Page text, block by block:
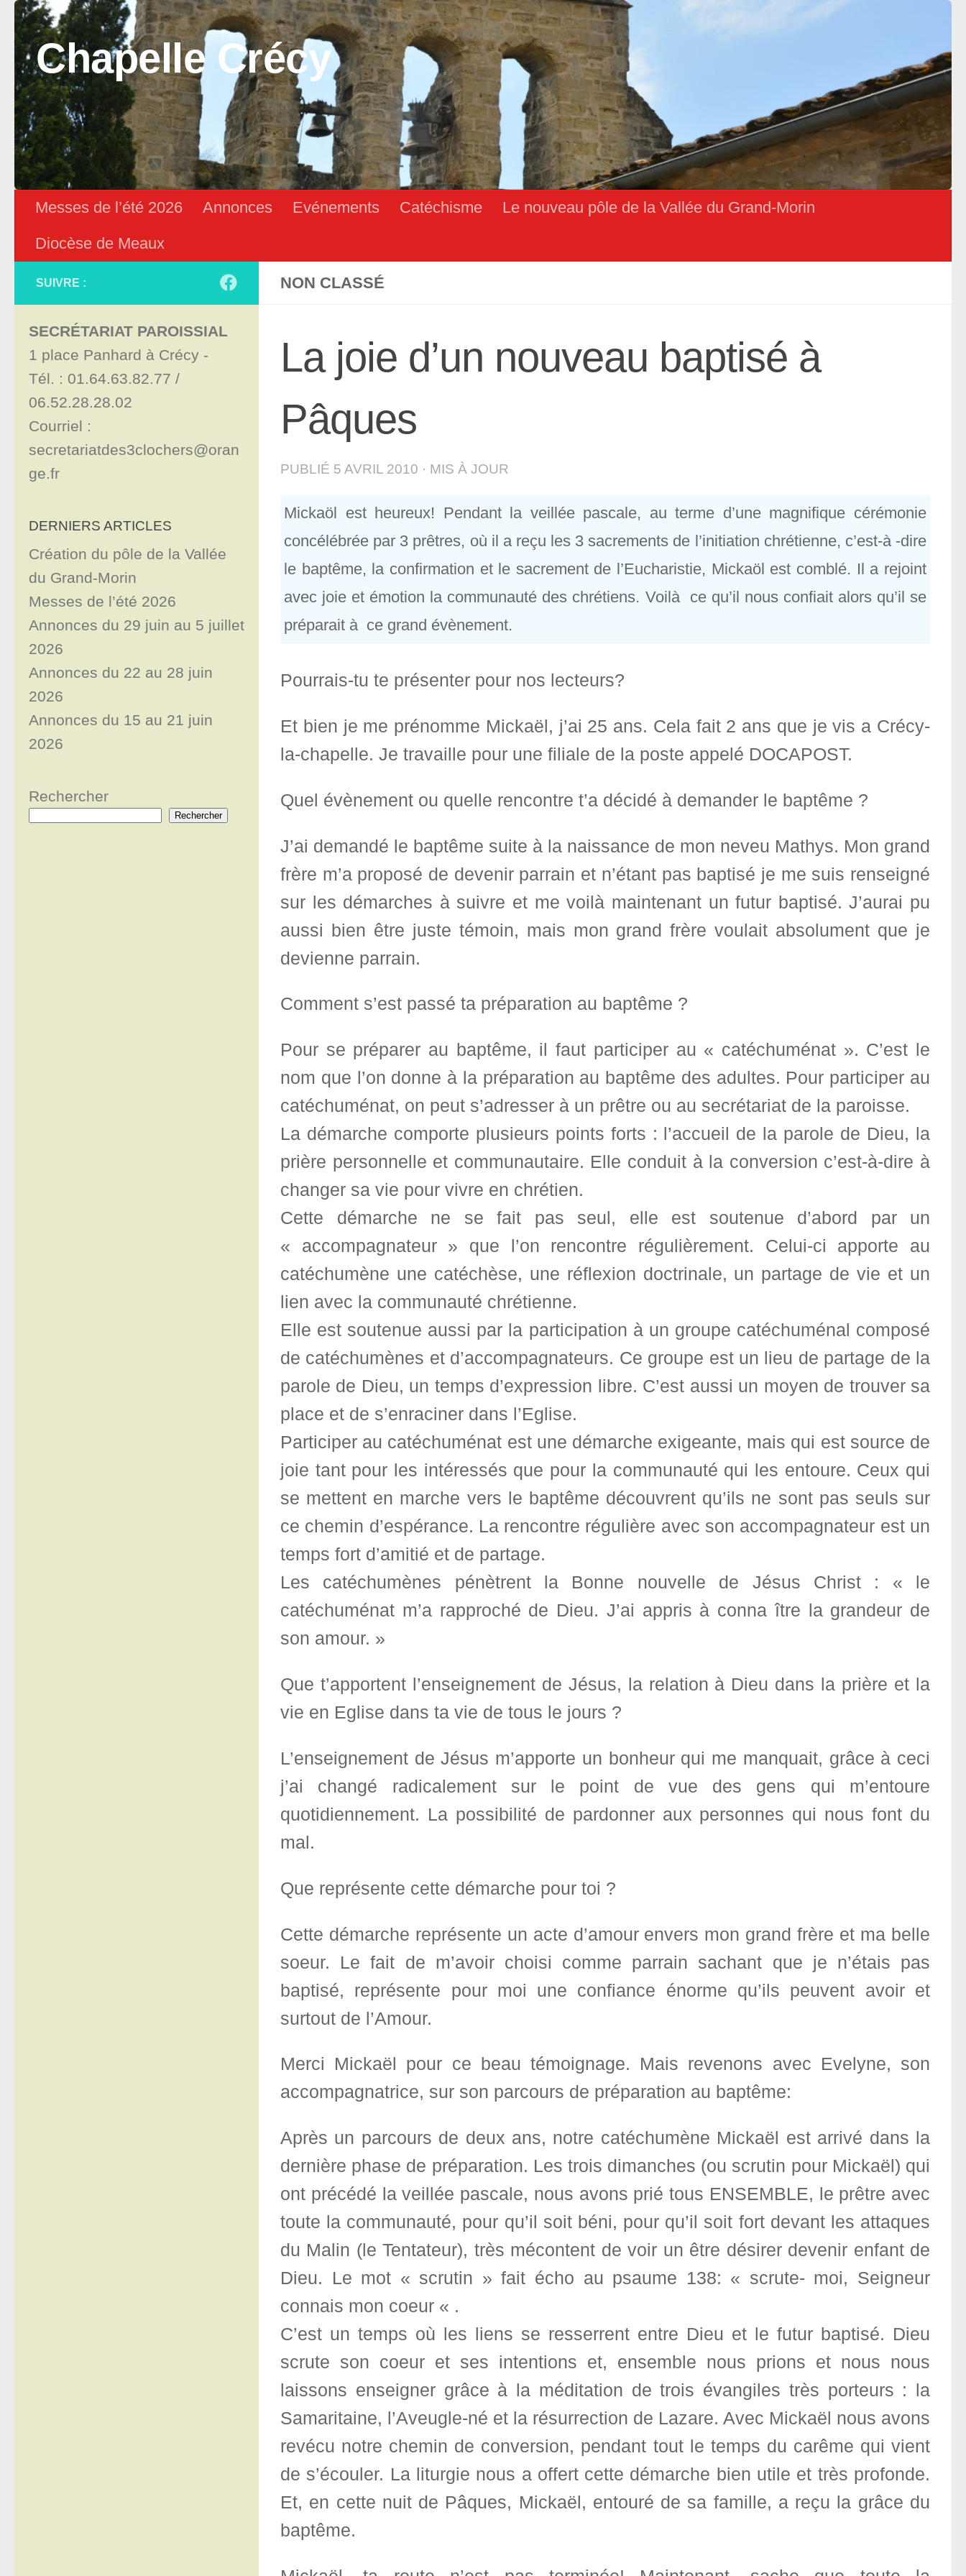
Skip to content
Chapelle Crécy
Messes de l’été 2026 Annonces Evénements Catéchisme
Le nouveau pôle de la Vallée du Grand-Morin
Diocèse de Meaux
NON CLASSÉ
La joie d’un nouveau baptisé à
Pâques
PUBLIÉ 5 AVRIL 2010 · MIS À JOUR
Mickaöl est heureux! Pendant la veillée pascale, au terme d’une magnifique cérémonie
concélébrée par 3 prêtres, où il a reçu les 3 sacrements de l’initiation chrétienne, c’est-à -dire
le baptême, la confirmation et le sacrement de l’Eucharistie, Mickaöl est comblé. Il a rejoint
avec joie et émotion la communauté des chrétiens. Voilà ce qu’il nous confiait alors qu’il se
préparait à ce grand évènement.
Pourrais-tu te présenter pour nos lecteurs?
Et bien je me prénomme Mickaël, j’ai 25 ans. Cela fait 2 ans que je vis a Crécy-
la-chapelle. Je travaille pour une filiale de la poste appelé DOCAPOST.
Quel évènement ou quelle rencontre t’a décidé à demander le baptême ?
J’ai demandé le baptême suite à la naissance de mon neveu Mathys. Mon grand
frère m’a proposé de devenir parrain et n’étant pas baptisé je me suis renseigné
sur les démarches à suivre et me voilà maintenant un futur baptisé. J’aurai pu
aussi bien être juste témoin, mais mon grand frère voulait absolument que je
devienne parrain.
Comment s’est passé ta préparation au baptême ?
Pour se préparer au baptême, il faut participer au « catéchuménat ». C’est le
nom que l’on donne à la préparation au baptême des adultes. Pour participer au
catéchuménat, on peut s’adresser à un prêtre ou au secrétariat de la paroisse.
La démarche comporte plusieurs points forts : l’accueil de la parole de Dieu, la
prière personnelle et communautaire. Elle conduit à la conversion c’est-à-dire à
changer sa vie pour vivre en chrétien.
Cette démarche ne se fait pas seul, elle est soutenue d’abord par un
« accompagnateur » que l’on rencontre régulièrement. Celui-ci apporte au
catéchumène une catéchèse, une réflexion doctrinale, un partage de vie et un
lien avec la communauté chrétienne.
Elle est soutenue aussi par la participation à un groupe catéchuménal composé
de catéchumènes et d’accompagnateurs. Ce groupe est un lieu de partage de la
parole de Dieu, un temps d’expression libre. C’est aussi un moyen de trouver sa
place et de s’enraciner dans l’Eglise.
Participer au catéchuménat est une démarche exigeante, mais qui est source de
joie tant pour les intéressés que pour la communauté qui les entoure. Ceux qui
se mettent en marche vers le baptême découvrent qu’ils ne sont pas seuls sur
ce chemin d’espérance. La rencontre régulière avec son accompagnateur est un
temps fort d’amitié et de partage.
Les catéchumènes pénètrent la Bonne nouvelle de Jésus Christ : « le
catéchuménat m’a rapproché de Dieu. J’ai appris à conna ître la grandeur de
son amour. »
Que t’apportent l’enseignement de Jésus, la relation à Dieu dans la prière et la
vie en Eglise dans ta vie de tous le jours ?
L’enseignement de Jésus m’apporte un bonheur qui me manquait, grâce à ceci
j’ai changé radicalement sur le point de vue des gens qui m’entoure
quotidiennement. La possibilité de pardonner aux personnes qui nous font du
mal.
Que représente cette démarche pour toi ?
Cette démarche représente un acte d’amour envers mon grand frère et ma belle
soeur. Le fait de m’avoir choisi comme parrain sachant que je n’étais pas
baptisé, représente pour moi une confiance énorme qu’ils peuvent avoir et
surtout de l’Amour.
Merci Mickaël pour ce beau témoignage. Mais revenons avec Evelyne, son
accompagnatrice, sur son parcours de préparation au baptême:
Après un parcours de deux ans, notre catéchumène Mickaël est arrivé dans la
dernière phase de préparation. Les trois dimanches (ou scrutin pour Mickaël) qui
ont précédé la veillée pascale, nous avons prié tous ENSEMBLE, le prêtre avec
toute la communauté, pour qu’il soit béni, pour qu’il soit fort devant les attaques
du Malin (le Tentateur), très mécontent de voir un être désirer devenir enfant de
Dieu. Le mot « scrutin » fait écho au psaume 138: « scrute- moi, Seigneur
connais mon coeur « .
C’est un temps où les liens se resserrent entre Dieu et le futur baptisé. Dieu
scrute son coeur et ses intentions et, ensemble nous prions et nous nous
laissons enseigner grâce à la méditation de trois évangiles très porteurs : la
Samaritaine, l’Aveugle-né et la résurrection de Lazare. Avec Mickaël nous avons
revécu notre chemin de conversion, pendant tout le temps du carême qui vient
de s’écouler. La liturgie nous a offert cette démarche bien utile et très profonde.
Et, en cette nuit de Pâques, Mickaël, entouré de sa famille, a reçu la grâce du
baptême.
SUIVRE :
SECRÉTARIAT PAROISSIAL
1 place Panhard à Crécy -
Tél. : 01.64.63.82.77 /
06.52.28.28.02
Courriel :
secretariatdes3clochers@oran
ge.fr
DERNIERS ARTICLES
Création du pôle de la Vallée
du Grand-Morin
Messes de l’été 2026
Annonces du 29 juin au 5 juillet
2026
Annonces du 22 au 28 juin
2026
Annonces du 15 au 21 juin
2026
Rechercher
Rechercher